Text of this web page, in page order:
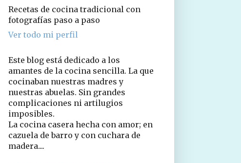
Recetas de cocina tradicional con
fotografías paso a paso
Ver todo mi perfil
Este blog está dedicado a los
amantes de la cocina sencilla. La que
cocinaban nuestras madres y
nuestras abuelas. Sin grandes
complicaciones ni artilugios
imposibles.
La cocina casera hecha con amor; en
cazuela de barro y con cuchara de
madera....